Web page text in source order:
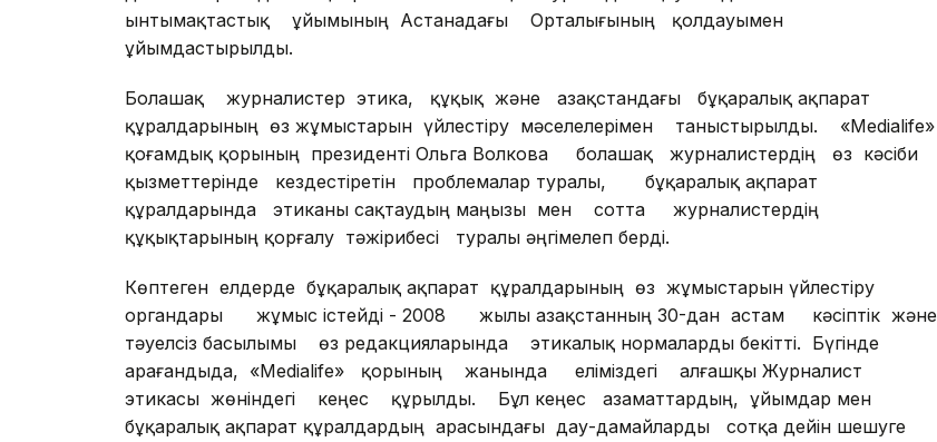
ынтымақтастық ұйымының Астанадағы Орталығының қолдауымен
ұйымдастырылды.
Болашақ журналистер этика, құқық және Қазақстандағы бұқаралық ақпарат
құралдарының өз жұмыстарын үйлестіру мәселелерімен таныстырылды. «Medialife»
қоғамдық қорының президенті Ольга Волкова болашақ журналистердің өз кәсіби
қызметтерінде кездестіретін проблемалар туралы, бұқаралық ақпарат
құралдарында этиканы сақтаудың маңызы мен сотта журналистердің
құқықтарының қорғалу тәжірибесі туралы әңгімелеп берді.
Көптеген елдерде бұқаралық ақпарат құралдарының өз жұмыстарын үйлестіру
органдары жұмыс істейді - 2008 жылы Қазақстанның 30-дан астам кәсіптік және
тәуелсіз басылымы өз редакцияларында этикалық нормаларды бекітті. Бүгінде
Қарағандыда, «Medialife» қорының жанында еліміздегі алғашқы Журналист
этикасы жөніндегі кеңес құрылды. Бұл кеңес азаматтардың, ұйымдар мен
бұқаралық ақпарат құралдардың арасындағы дау-дамайларды сотқа дейін шешуге